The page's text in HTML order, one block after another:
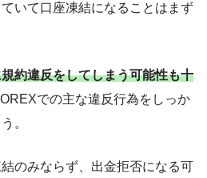
いて口座凍結になることはまず
約違反をしてしまう可能性も十
での主な違反行為をしっか
。
のみならず、出金拒否になる可